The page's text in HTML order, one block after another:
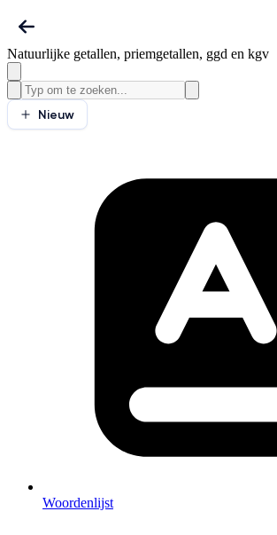
Natuurlijke getallen, priemgetallen, ggd en kgv
Nieuw
Woordenlijst